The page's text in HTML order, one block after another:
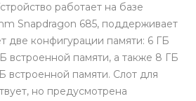
раз в 2 недели
работает на базе
Snapdragon 685, поддерживает
две конфигурации памяти: 6 ГБ
встроенной памяти, а также 8 ГБ
встроенной памяти. Слот для
но предусмотрена